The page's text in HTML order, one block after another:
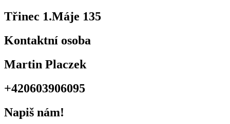
Třinec 1.Máje 135
Kontaktní osoba
Martin Placzek
+420603906095
Napiš nám!